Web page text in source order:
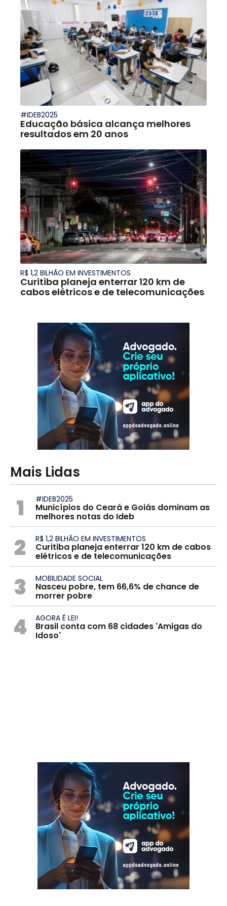
#IDEB2025
Educação básica alcança melhores
resultados em 20 anos
R$ 1,2 BILHÃO EM INVESTIMENTOS
Curitiba planeja enterrar 120 km de
cabos elétricos e de telecomunicações
Mais Lidas
1 #IDEB2025
Municípios do Ceará e Goiás dominam as
melhores notas do Ideb
2 R$ 1,2 BILHÃO EM INVESTIMENTOS
Curitiba planeja enterrar 120 km de cabos
elétricos e de telecomunicações
3 MOBILIDADE SOCIAL
Nasceu pobre, tem 66,6% de chance de
morrer pobre
4 AGORA É LEI!
Brasil conta com 68 cidades 'Amigas do
Idoso'